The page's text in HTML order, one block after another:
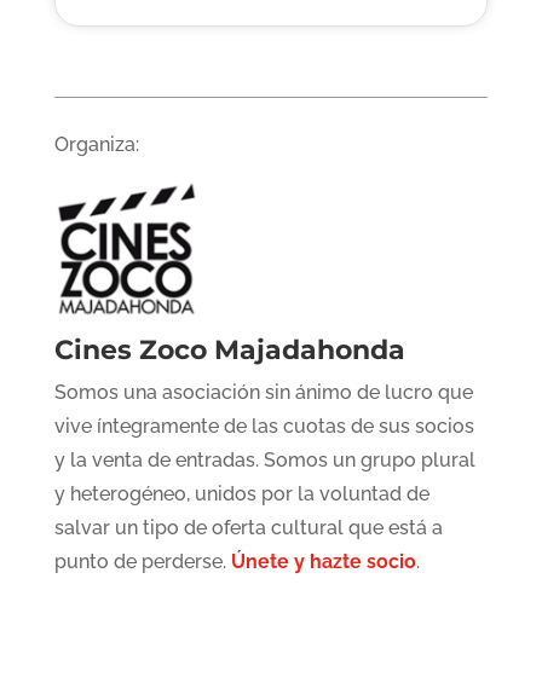
Organiza:
Cines Zoco Majadahonda
Somos una asociación sin ánimo de lucro que
vive íntegramente de las cuotas de sus socios
y la venta de entradas. Somos un grupo plural
y heterogéneo, unidos por la voluntad de
salvar un tipo de oferta cultural que está a
punto de perderse. Únete y hazte socio.